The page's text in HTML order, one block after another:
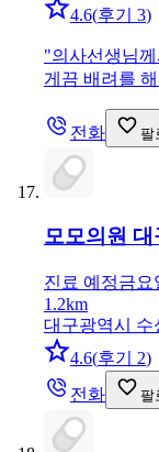
4.6(후기 3)
"의사선생님
게끔 배려를
전화 팔
모모의원 대
진료 예정금요
1.2km
대구광역시 수
4.6(후기 2)
전화
팔